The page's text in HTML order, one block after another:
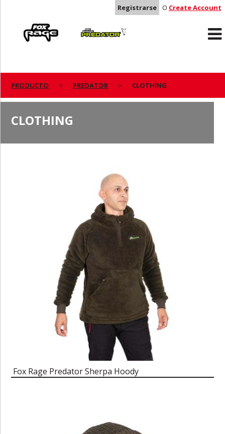
Registrarse O Create Account
Predator
PRODUCTO PREDATOR CLOTHING
CLOTHING
Fox Rage Predator Sherpa Hoody